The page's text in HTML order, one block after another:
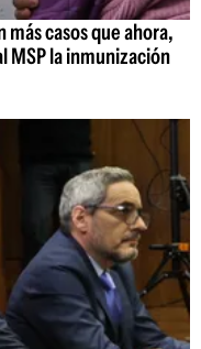
casos que ahora,
MSP la inmunización